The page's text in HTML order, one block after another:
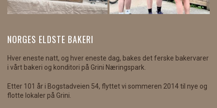
NORGES ELDSTE BAKERI
Hver eneste natt, og hver eneste dag, bakes det ferske bakervarer
i vårt bakeri og konditori på Grini Næringspark.
Etter 101 år i Bogstadveien 54, flyttet vi sommeren 2014 til nye og
flotte lokaler på Grini.